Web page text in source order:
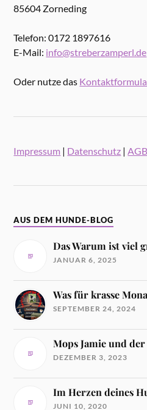
85604 Zorneding
Telefon: 0172 1897616
E-Mail: info@streberzamperl.de
Oder nutze das
Impressum | Datenschutz |AGB
AUS DEM HUNDE-BLOG
Das Warum ist viel
JANUAR 6, 2025
Was für krasse
SEPTEMBER 24, 2024
Mops Jamie und
DEZEMBER 3, 2023
Im Herzen deines
JUNI 10, 2020